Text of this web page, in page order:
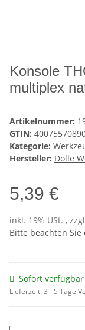
Konsole
multiplex
Artikelnummer:
GTIN:
Kategorie:
Hersteller: Dolle
5,39 €
inkl. 19% USt. ,
Bitte beachten
Sofort verfügbar
Lieferzeit:3 - 5 Tage